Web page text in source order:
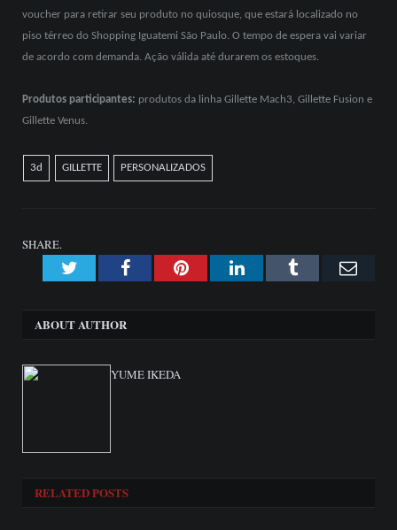
voucher para retirar seu produto no quiosque, que estará localizado no
piso térreo do Shopping Iguatemi São Paulo. O tempo de espera vai variar
de acordo com demanda. Ação válida até durarem os estoques.
Produtos participantes: produtos da linha Gillette Mach3, Gillette Fusion e
Gillette Venus.
3d GILLETTE PERSONALIZADOS
SHARE.
TwitterFacebookPinterestLinkedInTumblr
ABOUT AUTHOR
YUME IKEDA
RELATEDPOSTS